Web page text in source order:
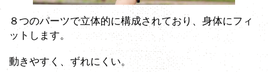
８つのパーツで立体的に構成されており、身体にフィ
ットします。
動きやすく、ずれにくい。